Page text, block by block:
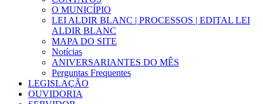
O MUNICÍPIO
LEI ALDIR BLANC | PROCESSOS | EDITAL LEI
ALDIR BLANC
MAPA DO SITE
Notícias
ANIVERSARIANTES DO MÊS
Perguntas Frequentes
LEGISLAÇÃO
OUVIDORIA